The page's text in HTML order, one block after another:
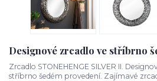
Designové zrcadlo ve stříbrno
Zrcadlo STONEHENGE SILVER II.
stříbrno šedém provedení. Zajímavé